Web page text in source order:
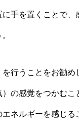
手を置くことで
行うことをお勧
の感覚をつかむ
ネルギーを感じ